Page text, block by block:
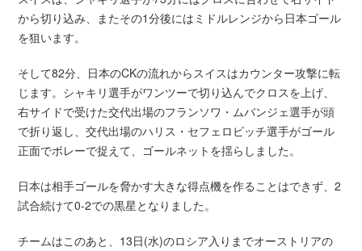
から切り込み、またその1分後にはミドルレンジから日本ゴール
を狙います。
そして82分、日本のCKの流れからスイスはカウンター攻撃に転
じます。シャキリ選手がワンツーで切り込んでクロスを上げ、
右サイドで受けた交代出場のフランソワ・ムバンジェ選手が頭
で折り返し、交代出場のハリス・セフェロビッチ選手がゴール
正面でボレーで捉えて、ゴールネットを揺らしました。
日本は相手ゴールを脅かす大きな得点機を作ることはできず、2
試合続けて0-2での黒星となりました。
チームはこのあと、13日(水)のロシア入りまでオーストリアの